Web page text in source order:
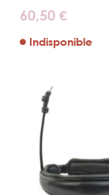
60,50 €
Indisponible